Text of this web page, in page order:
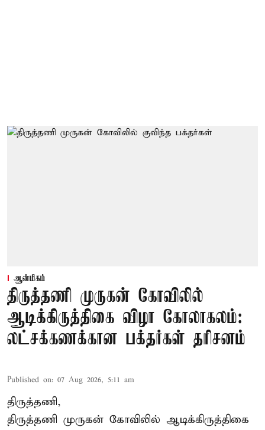
ஆன்மிகம்
திருத்தணி முருகன் கோவிலில்
ஆடிக்கிருத்திகை விழா கோலாகலம்:
லட்சக்கணக்கான பக்தர்கள் தரிசனம்
Published on: 07 Aug 2026, 5:11 am
திருத்தணி,
திருத்தணி முருகன் கோவிலில் ஆடிக்கிருத்திகை